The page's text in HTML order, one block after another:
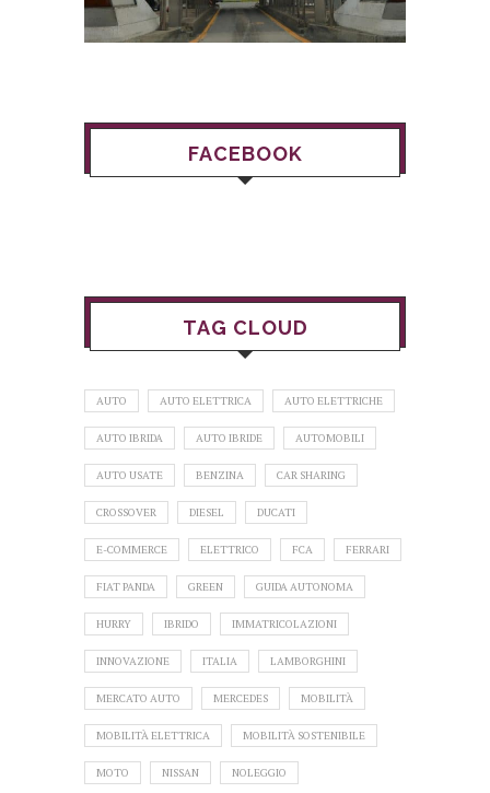
FACEBOOK
TAG CLOUD
AUTO AUTO ELETTRICA AUTO ELETTRICHE
AUTO IBRIDA AUTO IBRIDE AUTOMOBILI
AUTO USATE BENZINA CAR SHARING
CROSSOVER DIESEL DUCATI
E-COMMERCE ELETTRICO FCA FERRARI
FIAT PANDA GREEN GUIDA AUTONOMA
HURRY IBRIDO IMMATRICOLAZIONI
INNOVAZIONE ITALIA LAMBORGHINI
MERCATO AUTO MERCEDES MOBILITÀ
MOBILITÀ ELETTRICA MOBILITÀ SOSTENIBILE
MOTO NISSAN NOLEGGIO